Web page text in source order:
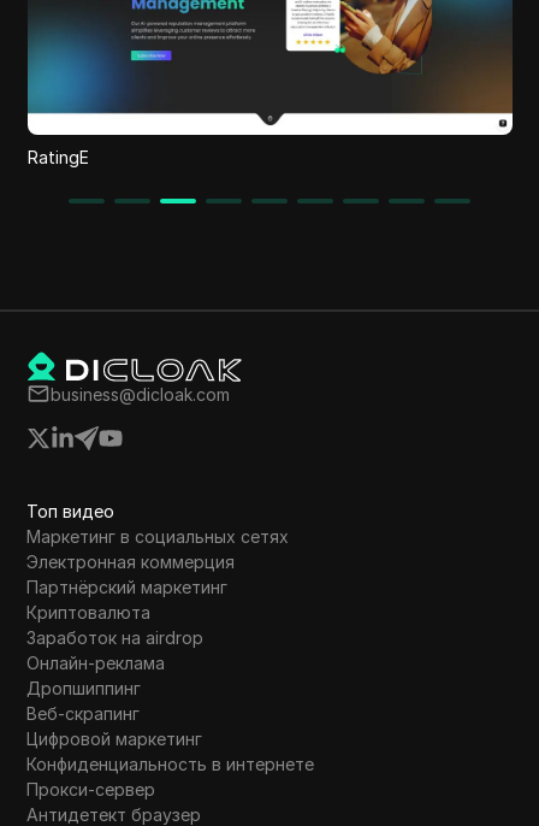
doable.sh
business@dicloak.com
Топ видео
Маркетинг в социальных сетях
Электронная коммерция
Партнёрский маркетинг
Криптовалюта
Заработок на airdrop
Онлайн-реклама
Дропшиппинг
Веб-скрапинг
Цифровой маркетинг
Конфиденциальность в интернете
Прокси-сервер
Антидетект браузер